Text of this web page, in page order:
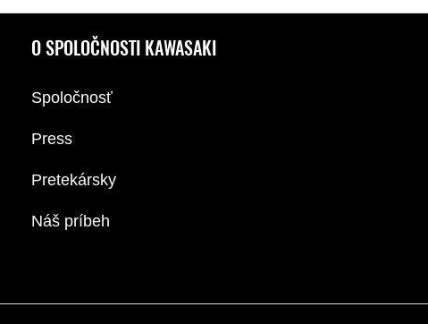
O SPOLOČNOSTI KAWASAKI
Spoločnosť
Press
Pretekársky
Náš príbeh